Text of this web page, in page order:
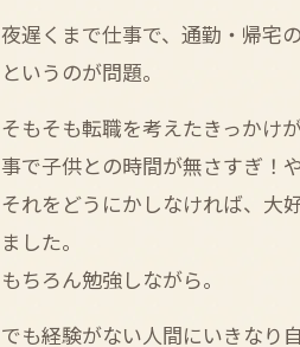
夜遅くまで仕事で、通勤・帰宅
というのが問題。
そもそも転職を考えたきっかけ
事で子供との時間が無さすぎ！
それをどうにかしなければ、大
ました。
もちろん勉強しながら。
でも経験がない人間にいきなり